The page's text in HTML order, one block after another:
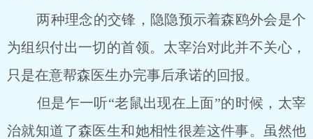
两种理念的交锋，隐隐预示着森鸥外会是个
为组织付出一切的首领。太宰治对此并不关心，
只是在意帮森医生办完事后承诺的回报。
但是乍一听“老鼠出现在上面”的时候，太宰
治就知道了森医生和她相性很差这件事。虽然他